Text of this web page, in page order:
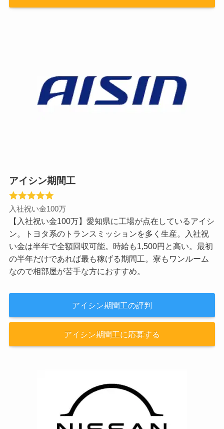
アイシン期間工
入社祝い金100万
【入社祝い金100万】愛知県に工場が点在しているアイシ
ン。トヨタ系のトランスミッションを多く生産。入社祝
い金は半年で全額回収可能。時給も1,500円と高い。最初
の半年だけであれば最も稼げる期間工。寮もワンルーム
なので相部屋が苦手な方におすすめ。
アイシン期間工の評判
アイシン期間工に応募する